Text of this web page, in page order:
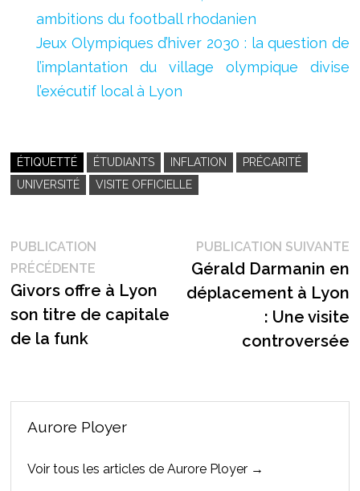
ambitions du football rhodanien
Jeux Olympiques d’hiver 2030 : la question de
l’implantation du village olympique divise
l’exécutif local à Lyon
ÉTIQUETTÉ ÉTUDIANTS INFLATION
PRÉCARITÉ
UNIVERSITÉ
VISITE OFFICIELLE
Navigation
de
l’article
PUBLICATION
PRÉCÉDENTEPublication
précédente :
Givors offre à Lyon
son titre de capitale
de la funk
PUBLICATION SUIVANTE
Gérald Darmanin en
déplacement à Lyon
: Une visite
controversée
Aurore Ployer
Voir tous les articles de Aurore Ployer →